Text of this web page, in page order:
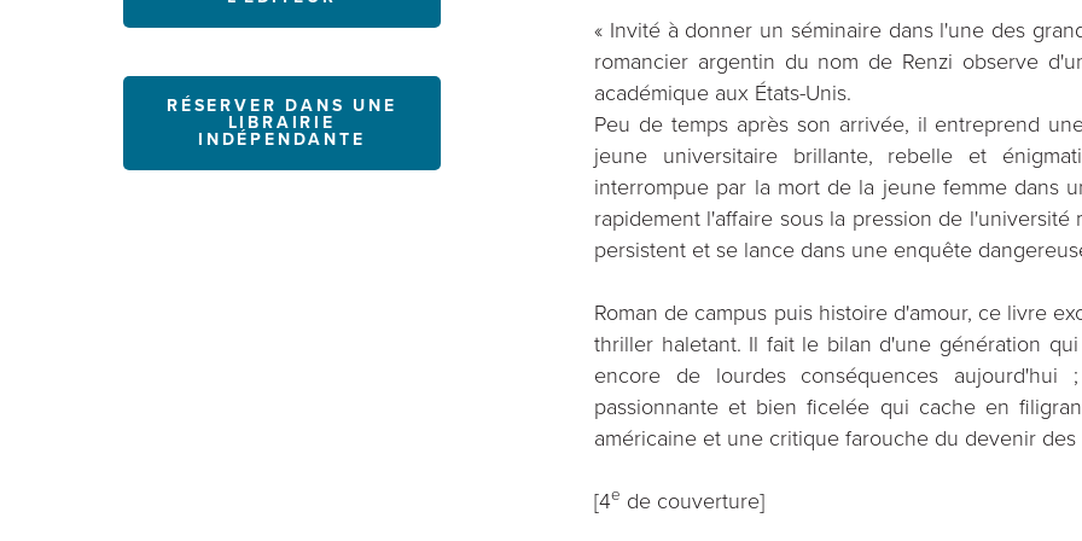
RÉSERVER DANS UNE
LIBRAIRIE
INDÉPENDANTE
« Invité à donner un séminaire dans l'une des
romancier argentin du nom de Renzi observe
académique aux États-Unis.
Peu de temps après son arrivée, il entreprend
jeune universitaire brillante, rebelle et
interrompue par la mort de la jeune femme dans
rapidement l'affaire sous la pression de
persistent et se lance dans une enquête
Roman de campus puis histoire d'amour, ce livre
thriller haletant. Il fait le bilan d'une génération
encore de lourdes conséquences
passionnante et bien ficelée qui cache en
américaine et une critique farouche du devenir des
[4e de couverture]